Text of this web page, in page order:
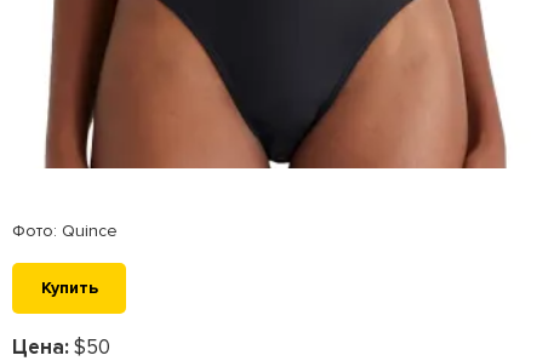
Фото: Quince
Купить
Цена:$50